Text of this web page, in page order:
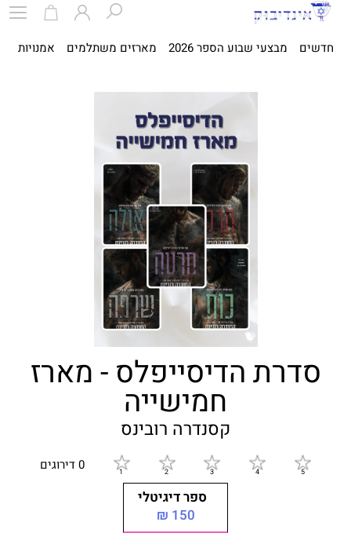
חדשים מבצעי שבוע הספר 2026 מארזים משתלמים אמנויות
סדרת הדיסייפלס - מארז
חמישייה
קסנדרה רובינס
0 דירוגים
ספר דיגיטלי
150 ₪